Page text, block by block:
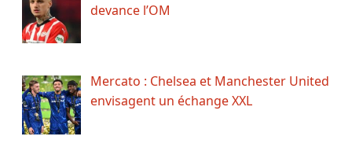
devance l’OM
Mercato : Chelsea et Manchester United
envisagent un échange XXL